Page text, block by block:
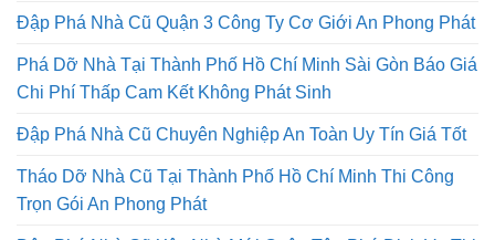
Phá Dỡ Nhà Tại Thành Phố Hồ Chí Minh Sài Gòn Báo Giá
Chi Phí Thấp Cam Kết Không Phát Sinh
Đập Phá Nhà Cũ Chuyên Nghiệp An Toàn Uy Tín Giá Tốt
Tháo Dỡ Nhà Cũ Tại Thành Phố Hồ Chí Minh Thi Công
Trọn Gói An Phong Phát
Đập Phá Nhà Cũ Xây Nhà Mới Quận Tân Phú Dịch Vụ Thi